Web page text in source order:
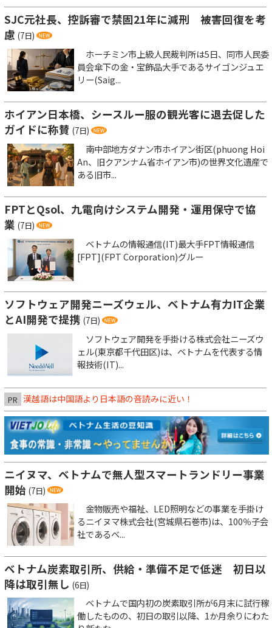
SJC元社長、控訴審で禁固21年に減刑 被害回復を考
慮 (7日)
ホーチミン市上級人民裁判所は5日、同市人民委
員会傘下の金・宝飾品大手であるサイゴンジュエ
リー(Saig...
ホイアン日本橋、シースルー服の観光客に退去促した
ガイドに称賛 (7日)
南中部地方ダナン市ホイアン街区(phuong Hoi
An、旧クアンナム省ホイアン市)の世界文化遺産で
ある旧市...
FPTとQsol、九電向けシステム開発・運用保守で協
業 (7日)
ベトナムの情報通信(IT)最大手FPT情報通信
[FPT](FPT Corporation)グルー
ソフトウェア開発ニーズウェル、ベトナム有力IT企業
とAI開発で提携 (7日)
ソフトウェア開発を手掛ける株式会社ニーズウ
ェル(東京都千代田区)は、ベトナムを代表する情
報技術(IT)...
PR 漢越語は中国語より日本語の音読みに近い！
ニイヌマ、ベトナムで無人型スマートランドリー事業
開始 (7日)
金物販売や福祉、LED照明などの事業を手掛け
るニイヌマ株式会社(宮城県石巻市)は、100％子会
社であるベ...
ベトナム炭素取引所、供給・準備不足で低迷 初日以
降は取引無し (6日)
ベトナムで国内初の炭素取引所が6月末に試行稼
働したものの、初日の取引以降、1か月余りにわた